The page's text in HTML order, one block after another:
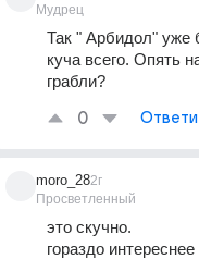
Мудрец
Так " Арбидол"
куча всего. Опять
грабли?
0
moro_28
Просветленный
2г
это скучно.
гораздо